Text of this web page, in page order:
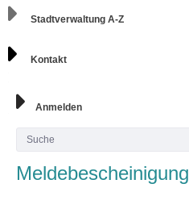
Stadtverwaltung A-Z
Kontakt
Anmelden
Meldebescheinigung